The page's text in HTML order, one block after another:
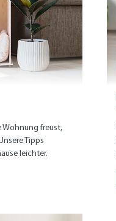
freust,
Tipps
leichter.